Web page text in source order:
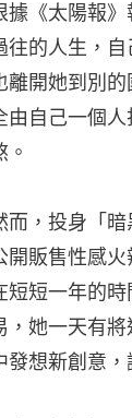
據《太陽報
往的人生，
離開她到別
由自己一個
。
而，投身「暗
開販售性感
短短一年的
，她一天有
發想新創意